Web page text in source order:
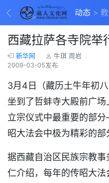
动态
西藏拉萨各寺院举
新华网
牛琪 周岩
2009-03-05发布
3月4日（藏历土牛年初
坐到了哲蚌寺大殿前广
立宗仪式中最重要的部
昭大法会中极为精彩的部
据西藏自治区民族宗教
仁介绍，每年的传昭大